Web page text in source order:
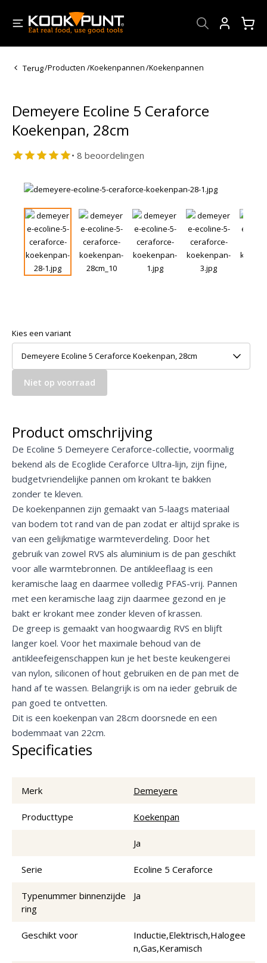
Terug/Producten /Koekenpannen/Koekenpannen
Demeyere Ecoline 5 Ceraforce
Koekenpan, 28cm
• 8 beoordelingen
Kies een variant
Demeyere Ecoline 5 Ceraforce Koekenpan, 28cm
Niet op voorraad
Product omschrijving
De Ecoline 5 Demeyere Ceraforce-collectie, voormalig
bekend als de Ecoglide Ceraforce Ultra-lijn, zijn fijne,
budgetvriendelijke pannen om krokant te bakken
zonder te kleven.
De koekenpannen zijn gemaakt van 5-laags materiaal
van bodem tot rand van de pan zodat er altijd sprake is
van een gelijkmatige warmteverdeling. Door het
gebruik van zowel RVS als aluminium is de pan geschikt
voor alle warmtebronnen. De antikleeflaag is een
keramische laag en daarmee volledig PFAS-vrij. Pannen
met een keramische laag zijn daarmee gezond en je
bakt er krokant mee zonder kleven of krassen.
De greep is gemaakt van hoogwaardig RVS en blijft
langer koel. Voor het maximale behoud van de
antikleefeigenschappen kun je het beste keukengerei
van nylon, siliconen of hout gebruiken en de pan met de
hand af te wassen. Belangrijk is om na ieder gebruik de
pan goed te ontvetten.
Dit is een koekenpan van 28cm doorsnede en een
bodemmaat van 22cm.
Specificaties
Merk Demeyere
Producttype Koekenpan
Ja
Serie Ecoline 5 Ceraforce
Typenummer binnenzijde
ring
Ja
Geschikt voor
Inductie,Elektrisch,Halogee
n,Gas,Keramisch